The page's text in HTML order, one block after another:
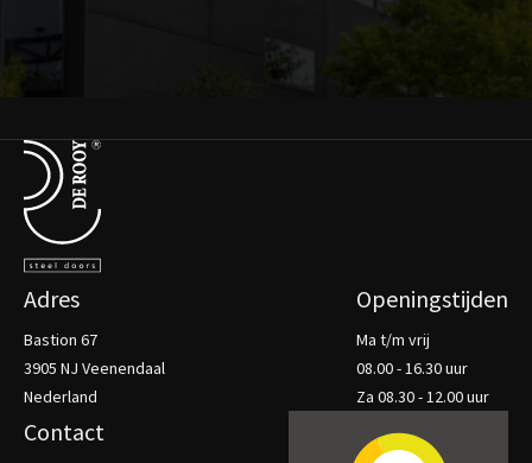
Terug naar de startpagina
Adres
Bastion 67
3905 NJ Veenendaal
Nederland
Openingstijden
Ma t/m vrij
08.00 - 16.30 uur
Za 08.30 - 12.00 uur
Contact